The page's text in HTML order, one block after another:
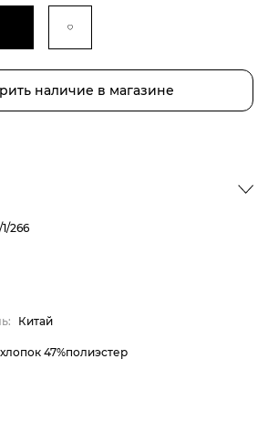
наличие в магазине
D.N.M
266
Китай
47%полиэстер